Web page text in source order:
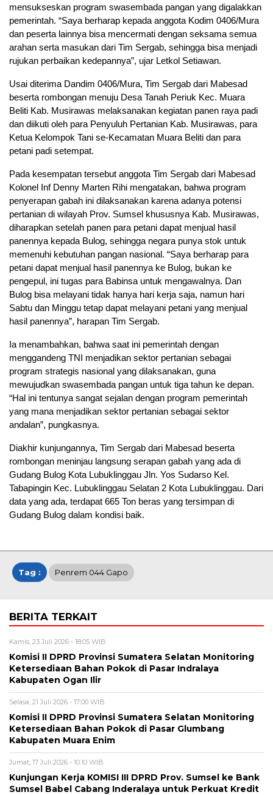
mensukseskan program swasembada pangan yang digalakkan
pemerintah. “Saya berharap kepada anggota Kodim 0406/Mura
dan peserta lainnya bisa mencermati dengan seksama semua
arahan serta masukan dari Tim Sergab, sehingga bisa menjadi
rujukan perbaikan kedepannya”, ujar Letkol Setiawan.
Usai diterima Dandim 0406/Mura, Tim Sergab dari Mabesad
beserta rombongan menuju Desa Tanah Periuk Kec. Muara
Beliti Kab. Musirawas melaksanakan kegiatan panen raya padi
dan diikuti oleh para Penyuluh Pertanian Kab. Musirawas, para
Ketua Kelompok Tani se-Kecamatan Muara Beliti dan para
petani padi setempat.
Pada kesempatan tersebut anggota Tim Sergab dari Mabesad
Kolonel Inf Denny Marten Rihi mengatakan, bahwa program
penyerapan gabah ini dilaksanakan karena adanya potensi
pertanian di wilayah Prov. Sumsel khususnya Kab. Musirawas,
diharapkan setelah panen para petani dapat menjual hasil
panennya kepada Bulog, sehingga negara punya stok untuk
memenuhi kebutuhan pangan nasional. “Saya berharap para
petani dapat menjual hasil panennya ke Bulog, bukan ke
pengepul, ini tugas para Babinsa untuk mengawalnya. Dan
Bulog bisa melayani tidak hanya hari kerja saja, namun hari
Sabtu dan Minggu tetap dapat melayani petani yang menjual
hasil panennya”, harapan Tim Sergab.
Ia menambahkan, bahwa saat ini pemerintah dengan
menggandeng TNI menjadikan sektor pertanian sebagai
program strategis nasional yang dilaksanakan, guna
mewujudkan swasembada pangan untuk tiga tahun ke depan.
“Hal ini tentunya sangat sejalan dengan program pemerintah
yang mana menjadikan sektor pertanian sebagai sektor
andalan”, pungkasnya.
Diakhir kunjungannya, Tim Sergab dari Mabesad beserta
rombongan meninjau langsung serapan gabah yang ada di
Gudang Bulog Kota Lubuklinggau Jln. Yos Sudarso Kel.
Tabapingin Kec. Lubuklinggau Selatan 2 Kota Lubuklinggau. Dari
data yang ada, terdapat 665 Ton beras yang tersimpan di
Gudang Bulog dalam kondisi baik.
Tag : Penrem 044 Gapo
BERITA TERKAIT
Kamis, 23 Juli 2026 - 18:05 WIB
Komisi II DPRD Provinsi Sumatera Selatan Monitoring
Ketersediaan Bahan Pokok di Pasar Indralaya
Kabupaten Ogan Ilir
Selasa, 21 Juli 2026 - 17:00 WIB
Komisi II DPRD Provinsi Sumatera Selatan Monitoring
Ketersediaan Bahan Pokok di Pasar Glumbang
Kabupaten Muara Enim
Jumat, 17 Juli 2026 - 10:10 WIB
Kunjungan Kerja KOMISI III DPRD Prov. Sumsel ke Bank
Sumsel Babel Cabang Inderalaya untuk Perkuat Kredit